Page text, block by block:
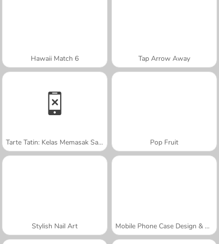
Hawaii Match 6 Tap Arrow Away
Tarte Tatin: Kelas Memasak Sara Pop Fruit
Stylish Nail Art Mobile Phone Case Design & DIY